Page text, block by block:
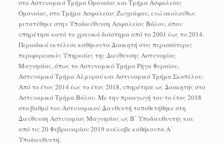
στο Αστυνομικό Τμήμα Ομονοίας και Τμήμα Ασφαλείας
Ομονοίας, στο Τμήμα Ασφαλείας Ζωγράφου, ενώ ακολούθως
μετατέθηκε στην Υποδιεύθυνση Ασφαλείας Βόλου, όπου
υπηρέτησε κατά το χρονικό διάστημα από το 2001 έως το 2014.
Περιοδικά εκτέλεσε καθήκοντα Διοικητή στις περισσότερες
περιφερειακές Υπηρεσίες της Διεύθυνσης Αστυνομίας
Μαγνησίας, όπως το Αστυνομικό Τμήμα Ρήγα Φεραίου,
Αστυνομικό Τμήμα Αλμυρού και Αστυνομικό Τμήμα Σκοπέλου.
Από το έτος 2014 έως το έτος 2018, υπηρέτησε ως Διοικητής στο
Αστυνομικό Τμήμα Βόλου. Με την προαγωγή του το έτος 2018
στο βαθμό του Αστυνομικού Διευθυντή τοποθετήθηκε στη
Διεύθυνση Αστυνομίας Μαγνησίας ως Β΄ Υποδιευθυντής και
από τις 20 Φεβρουαρίου 2019 ανέλαβε καθήκοντα Α΄
Υποδιευθυντή.